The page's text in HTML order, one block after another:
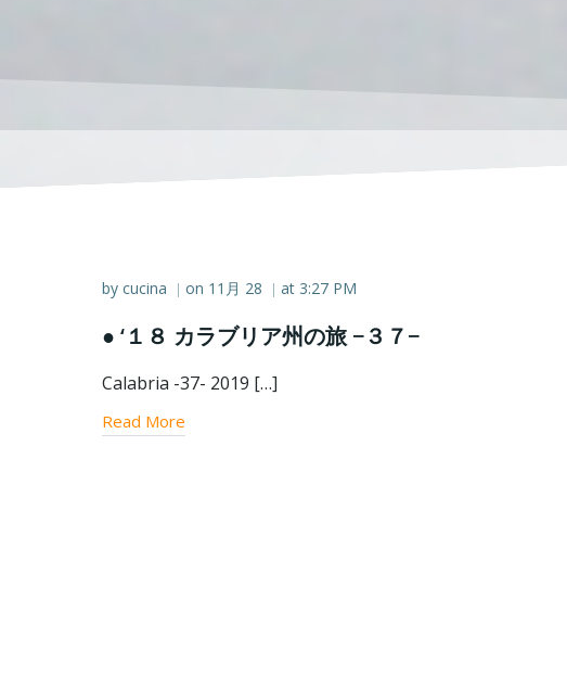
by cucina | on 11月 28 | at 3:27 PM
● ‘１８ カラブリア州の旅 −３７−
Calabria -37- 2019 […]
Read More